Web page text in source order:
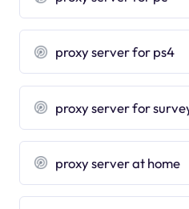
proxy server for ps4
proxy server for
proxy server at home